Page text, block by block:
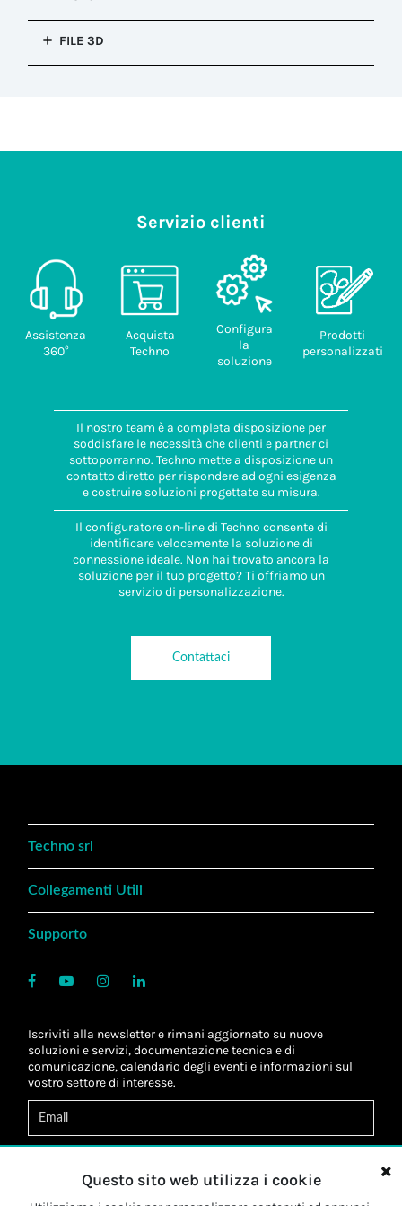
FILE 3D
Effettua la login per vedere questa sezione.
Servizio clienti
Assistenza
360°
Acquista
Techno
Configura
la
soluzione
Prodotti
personalizzati
Il nostro team è a completa disposizione per
soddisfare le necessità che clienti e partner ci
sottoporranno. Techno mette a disposizione un
contatto diretto per rispondere ad ogni esigenza
e costruire soluzioni progettate su misura.
Il configuratore on-line di Techno consente di
identificare velocemente la soluzione di
connessione ideale. Non hai trovato ancora la
soluzione per il tuo progetto? Ti offriamo un
servizio di personalizzazione.
Contattaci
Techno srl
Collegamenti Utili
Supporto
Iscriviti alla newsletter e rimani aggiornato su nuove
soluzioni e servizi, documentazione tecnica e di
comunicazione, calendario degli eventi e informazioni sul
vostro settore di interesse.
Letta l'informativa, autorizzo altrattamento dei miei dati
personali*
Questo sito web utilizza i cookie